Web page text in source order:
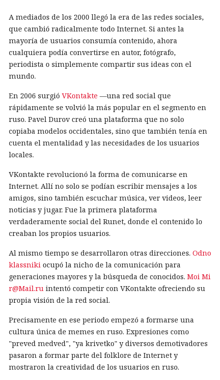
A mediados de los 2000 llegó la era de las redes sociales,
que cambió radicalmente todo Internet. Si antes la
mayoría de usuarios consumía contenido, ahora
cualquiera podía convertirse en autor, fotógrafo,
periodista o simplemente compartir sus ideas con el
mundo.
En 2006 surgió VKontakte —una red social que
rápidamente se volvió la más popular en el segmento en
ruso. Pavel Durov creó una plataforma que no solo
copiaba modelos occidentales, sino que también tenía en
cuenta el mentalidad y las necesidades de los usuarios
locales.
VKontakte revolucionó la forma de comunicarse en
Internet. Allí no solo se podían escribir mensajes a los
amigos, sino también escuchar música, ver videos, leer
noticias y jugar. Fue la primera plataforma
verdaderamente social del Runet, donde el contenido lo
creaban los propios usuarios.
Al mismo tiempo se desarrollaron otras direcciones. Odno
klassniki ocupó la nicho de la comunicación para
generaciones mayores y la búsqueda de conocidos. Moi Mi
r@Mail.ru intentó competir con VKontakte ofreciendo su
propia visión de la red social.
Precisamente en ese periodo empezó a formarse una
cultura única de memes en ruso. Expresiones como
"preved medved", "ya krivetko" y diversos demotivadores
pasaron a formar parte del folklore de Internet y
mostraron la creatividad de los usuarios en ruso.